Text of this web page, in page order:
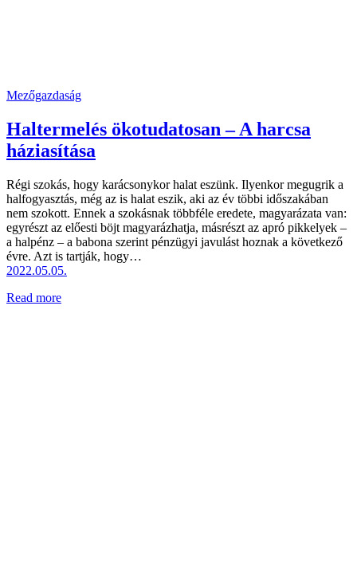
Mezőgazdaság
Haltermelés ökotudatosan – A harcsa
háziasítása
Régi szokás, hogy karácsonykor halat eszünk. Ilyenkor megugrik a
halfogyasztás, még az is halat eszik, aki az év többi időszakában
nem szokott. Ennek a szokásnak többféle eredete, magyarázata van:
egyrészt az előesti böjt magyarázhatja, másrészt az apró pikkelyek –
a halpénz – a babona szerint pénzügyi javulást hoznak a következő
évre. Azt is tartják, hogy…
2022.05.05.
Read more